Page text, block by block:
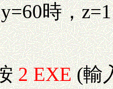
時，
2 EXE(輸